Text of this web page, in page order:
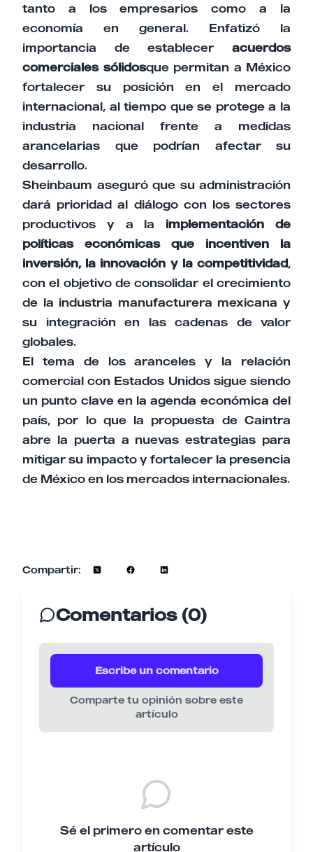
tanto a los empresarios como a la
economía en general. Enfatizó la
importancia de establecer acuerdos
comerciales sólidosque permitan a México
fortalecer su posición en el mercado
internacional, al tiempo que se protege a la
industria nacional frente a medidas
arancelarias que podrían afectar su
desarrollo.
Sheinbaum aseguró que su administración
dará prioridad al diálogo con los sectores
productivos y a la implementación de
políticas económicas que incentiven la
inversión, la innovación y la competitividad,
con el objetivo de consolidar el crecimiento
de la industria manufacturera mexicana y
su integración en las cadenas de valor
globales.
El tema de los aranceles y la relación
comercial con Estados Unidos sigue siendo
un punto clave en la agenda económica del
país, por lo que la propuesta de Caintra
abre la puerta a nuevas estrategias para
mitigar su impacto y fortalecer la presencia
de México en los mercados internacionales.
Compartir:
Comentarios (0)
Escribe un comentario
Comparte tu opinión sobre este
artículo
Sé el primero en comentar este
artículo